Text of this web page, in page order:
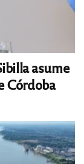
asume
Córdoba